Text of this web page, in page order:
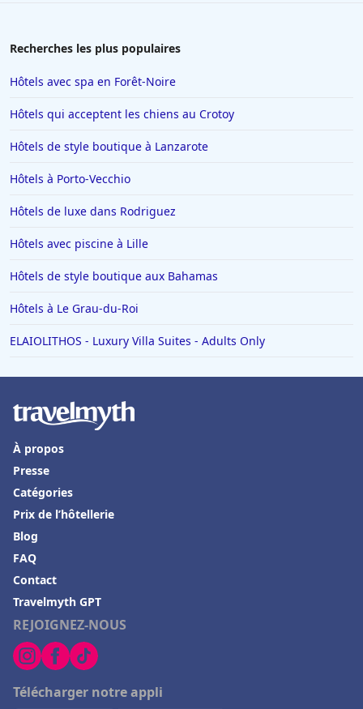
Recherches les plus populaires
Hôtels avec spa en Forêt-Noire
Hôtels qui acceptent les chiens au Crotoy
Hôtels de style boutique à Lanzarote
Hôtels à Porto-Vecchio
Hôtels de luxe dans Rodriguez
Hôtels avec piscine à Lille
Hôtels de style boutique aux Bahamas
Hôtels à Le Grau-du-Roi
ELAIOLITHOS - Luxury Villa Suites - Adults Only
REJOIGNEZ-NOUS
Télécharger notre appli
À propos
Presse
Catégories
Prix de l’hôtellerie
Blog
FAQ
Contact
Travelmyth GPT